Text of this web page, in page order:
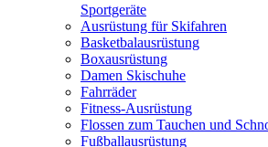
Sportgeräte
Ausrüstung für Skifahren
Basketbalausrüstung
Boxausrüstung
Damen Skischuhe
Fahrräder
Fitness-Ausrüstung
Flossen zum Tauchen und
Fußballausrüstung